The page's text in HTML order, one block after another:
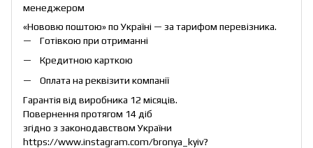
менеджером
«Нововю поштою» по Україні — за тарифом перевізника.
Готівкою при отриманні
Кредитною карткою
Оплата на реквізити компанії
Гарантія від виробника 12 місяців.
Повернення протягом 14 діб
згідно з законодавством України
https://www.instagram.com/bronya_kyiv?